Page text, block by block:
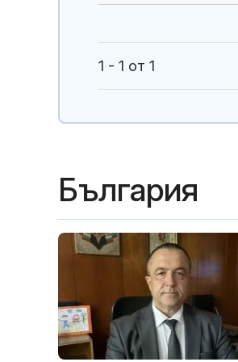
1 - 1 от 1
България